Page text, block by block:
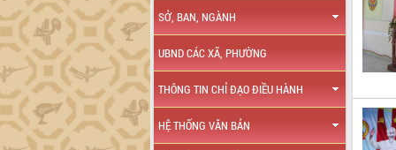
SỞ, BAN, NGÀNH
UBND CÁC XÃ, PHƯỜNG
THÔNG TIN CHỈ ĐẠO ĐIỀU HÀNH
HỆ THỐNG VĂN BẢN